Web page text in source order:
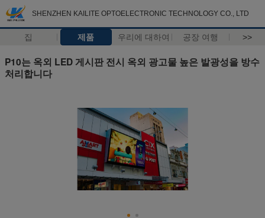
SHENZHEN KAILITE OPTOELECTRONIC TECHNOLOGY CO., LTD
집 제품 우리에 대하여 공장 여행 >>
P10는 옥외 LED 게시판 전시 옥외 광고물 높은 발광성을 방수
처리합니다